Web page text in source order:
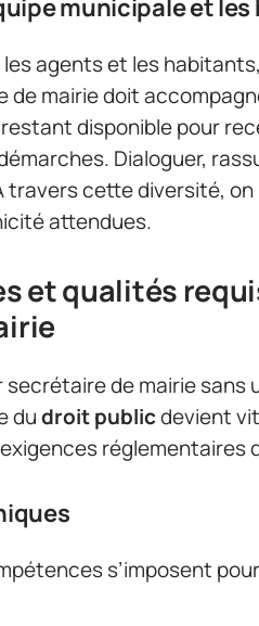
municipale et
agents et les
de mairie doit
disponible pour
Dialoguer,
cette diversité, on
attendues.
et qualités
secrétaire de mairie sans
dudroit publicdevient
réglementaires
s’imposent